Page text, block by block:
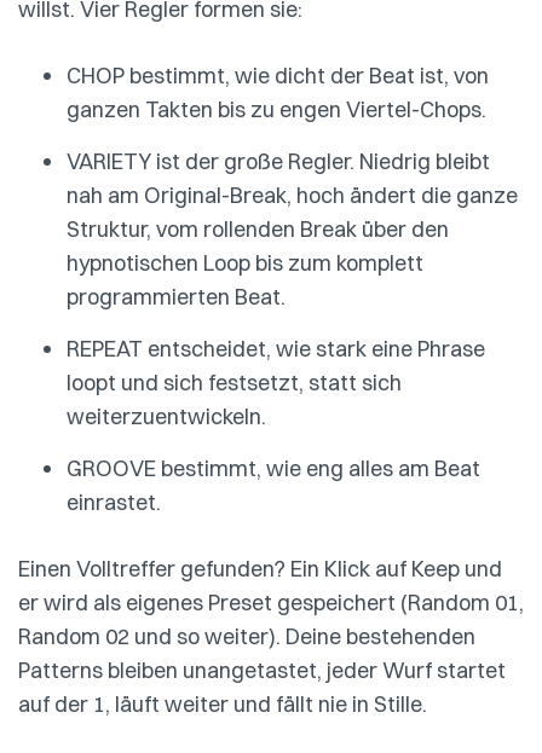
willst. Vier Regler formen sie:
CHOP bestimmt, wie dicht der Beat ist, von
ganzen Takten bis zu engen Viertel-Chops.
VARIETY ist der große Regler. Niedrig bleibt
nah am Original-Break, hoch ändert die ganze
Struktur, vom rollenden Break über den
hypnotischen Loop bis zum komplett
programmierten Beat.
REPEAT entscheidet, wie stark eine Phrase
loopt und sich festsetzt, statt sich
weiterzuentwickeln.
GROOVE bestimmt, wie eng alles am Beat
einrastet.
Einen Volltreffer gefunden? Ein Klick auf Keep und
er wird als eigenes Preset gespeichert (Random 01,
Random 02 und so weiter). Deine bestehenden
Patterns bleiben unangetastet, jeder Wurf startet
auf der 1, läuft weiter und fällt nie in Stille.